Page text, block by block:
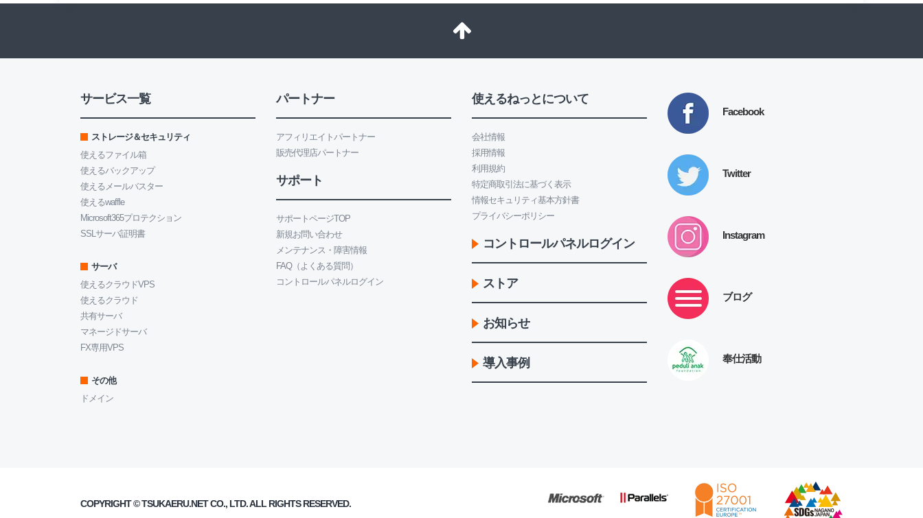
サービス一覧
ストレージ＆セキュリティ
使えるファイル箱
使えるバックアップ
使えるメールバスター
使えるwaffle
Microsoft365プロテクション
SSLサーバ証明書
サーバ
使えるクラウドVPS
使えるクラウド
共有サーバ
マネージドサーバ
FX専用VPS
その他
ドメイン
パートナー
アフィリエイトパートナー
販売代理店パートナー
サポート
サポートページTOP
新規お問い合わせ
メンテナンス・障害情報
FAQ（よくある質問）
コントロールパネルログイン
使えるねっとについて
会社情報
採用情報
利用規約
特定商取引法に基づく表示
情報セキュリティ基本方針書
プライバシーポリシー
コントロールパネルログイン
ストア
お知らせ
導入事例
Facebook
Twitter
Instagram
ブログ
奉仕活動
COPYRIGHT ©TSUKAERU.NETCO., LTD. ALL RIGHTS RESERVED.